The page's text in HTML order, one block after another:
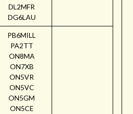
DL2MFR
DG6LAU
PB6MILL
PA2TT
ON8MA
ON7XB
ON5VR
ON5VC
ON5GM
ON5CE